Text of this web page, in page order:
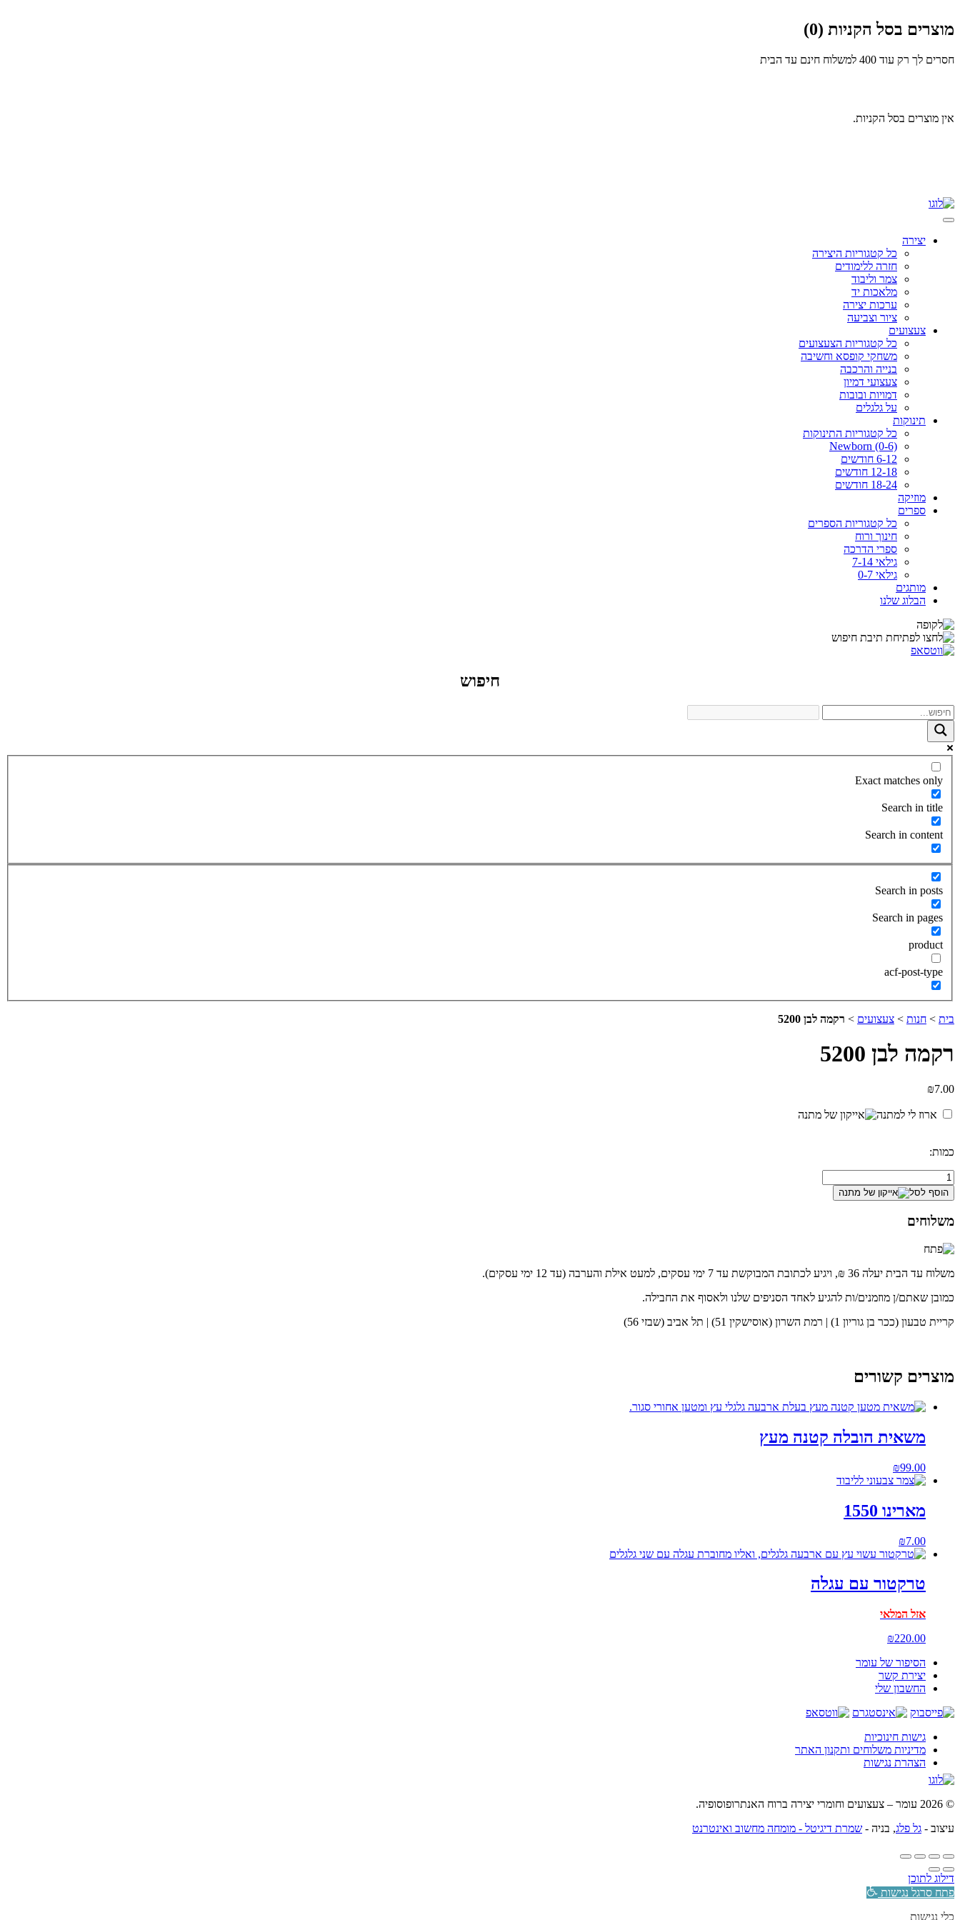
מוצרים בסל הקניות (0)
חסרים לך רק עוד 400 למשלוח חינם עד הבית
אין מוצרים בסל הקניות.
יצירה
כל קטגוריות היצירה
חזרה ללימודים
צמר וליבוד
מלאכות יד
ערכות יצירה
ציור וצביעה
צעצועים
כל קטגוריות הצעצועים
משחקי קופסא וחשיבה
בנייה והרכבה
צעצועי דמיון
דמויות ובובות
על גלגלים
תינוקות
כל קטגוריות התינוקות
Newborn (0-6)
6-12 חודשים
12-18 חודשים
18-24 חודשים
מוזיקה
ספרים
כל קטגוריות הספרים
חינוך ורוח
ספרי הדרכה
גילאי 7-14
גילאי 0-7
מותגים
הבלוג שלנו
חיפוש
Exact matches only
Search in title
Search in content
Search in posts
Search in pages
product
acf-post-type
בית > חנות > צעצועים > רקמה לבן 5200
רקמה לבן 5200
₪7.00
ארוז לי למתנה
כמות:
כמות
של
רקמה
5200
הוסף לסל
משלוחים
משלוח עד הבית יעלה 36 ₪, ויגיע לכתובת המבוקשת עד 7 ימי עסקים, למעט אילת והערבה (עד 12 ימי עסקים).
כמובן שאתם/ן מוזמנים/ות להגיע לאחד הסניפים שלנו ולאסוף את החבילה.
קריית טבעון (ככר בן גוריון 1) | רמת השרון (אוסישקין 51) | תל אביב (שבזי 56)
מוצרים קשורים
משאית הובלה קטנה מעץ
₪99.00
מארינו 1550
₪7.00
טרקטור עם עגלה
אזל המלאי
₪220.00
הסיפור של עומר
יצירת קשר
החשבון שלי
גישות חינוכיות
מדיניות משלוחים ותקנון האתר
הצהרת נגישות
© 2026 עומר – צעצועים וחומרי יצירה ברוח האנתרופוסופיה.
עיצוב - גל פלג, בניה - שמרת דיגיטל - מומחה מחשוב ואינטרנט
דילוג לתוכן
פתח סרגל נגישות
כלי נגישות